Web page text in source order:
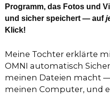
Programm, das Fotos und
und sicher speichert — auf
Klick!
Meine Tochter erklärte
OMNI automatisch
meinen Dateien macht
meinen Computer, und